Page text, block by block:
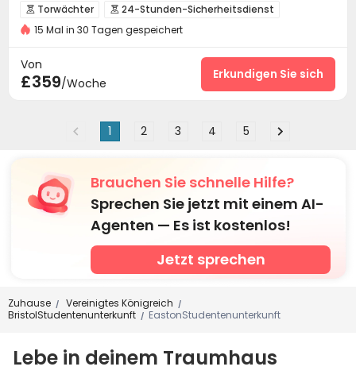
24-Stunden-Sicherheitsdienst
Zu Fuß zur Schule gehen
Stadtlandschaft
nahe dem Supermarkt
 Torwächter  24-Stunden-Sicherheitsdienst
Überwachungssystem Zutrittskontrollsystem
Waschraum Drahtloses Netzwerk Aufzug
Briefkasten Abstellplatz für Fahrräder
Lounge für Bewohner Innenstadt  Fitnessstudio
15 Mal in 30 Tagen gespeichert
Von
£359/Woche
Erkundigen Sie sich
1 2 3 4 5
Brauchen Sie schnelle Hilfe?
Sprechen Sie jetzt mit einem AI-
Agenten — Es ist kostenlos!
Jetzt sprechen
Zuhause / Vereinigtes Königreich /
BristolStudentenunterkunft / EastonStudentenunterkunft
Lebe in deinem Traumhaus